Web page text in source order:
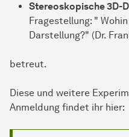
Stereoskopische 3D-
Fragestellung: "
Darstellung?" (Dr.
betreut.
Diese und weitere
Anmeldung findet ihr hier: